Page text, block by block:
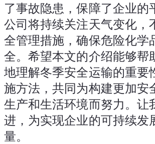
了事故隐患，保障了企业的
公司将持续关注天气变化，
全管理措施，确保危险化学
全。希望本文的介绍能够帮
地理解冬季安全运输的重要
施方法，共同为构建更加安
生产和生活环境而努力。让
进，为实现企业的可持续发
量。